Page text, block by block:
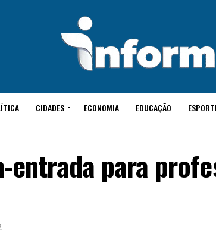
CIDADES ECONOMIA EDUCAÇÃO
entrada para